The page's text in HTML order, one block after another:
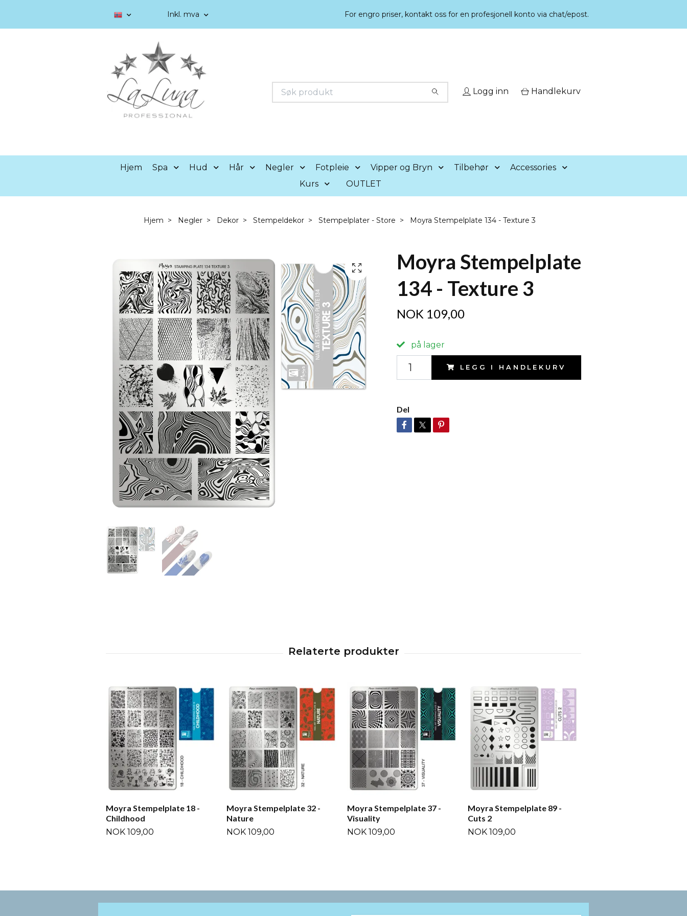
Inkl. mva For engro priser, kontakt oss for en profesjonell konto via chat/epost.
Logg inn Handlekurv
Hjem Spa Hud Hår Negler Fotpleie Vipper og Bryn Tilbehør
Accessories
Kurs
OUTLET
Hjem Negler Dekor Stempeldekor Stempelplater - Store Moyra Stempelplate 134 - Texture 3
Moyra Stempelplate
134 - Texture 3
NOK 109,00
på lager
LEGG I HANDLEKURV
Del
Moyra Stempelplate 18 -
Childhood
NOK 109,00
Moyra Stempelplate 32 -
Nature
NOK 109,00
Moyra Stempelplate 37 -
Visuality
NOK 109,00
Moyra Stempelplate 89 -
Cuts 2
NOK 109,00